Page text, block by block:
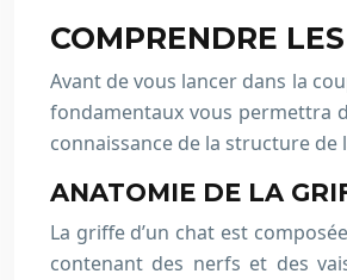
COMPRENDRE
Avant de vous lancer dans la
fondamentaux vous permettra
connaissance de la structure
ANATOMIE DE LA
La griffe d’un chat est
contenant des nerfs et des